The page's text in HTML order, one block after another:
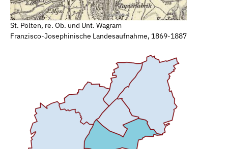
St. Pölten, re. Ob. und Unt. Wagram
Franzisco-Josephinische Landesaufnahme, 1869-1887